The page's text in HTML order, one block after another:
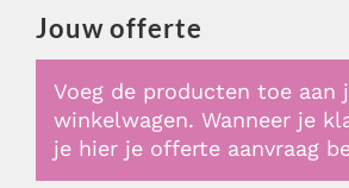
Jouw offerte
Voeg de producten toe aan
winkelwagen. Wanneer je
je hier je offerte aanvraag